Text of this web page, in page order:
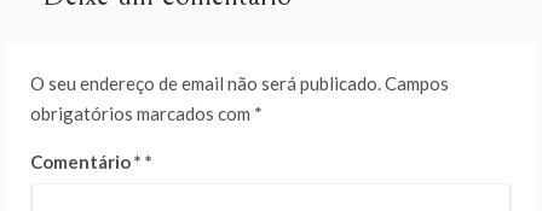
O seu endereço de email não será publicado.Campos
obrigatórios marcados com *
Comentário*